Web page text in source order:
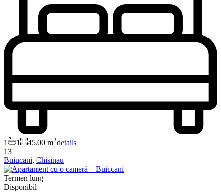
1 1 45.00 m2details
13
Buiucani, Chisinau
Termen lung
Disponibil